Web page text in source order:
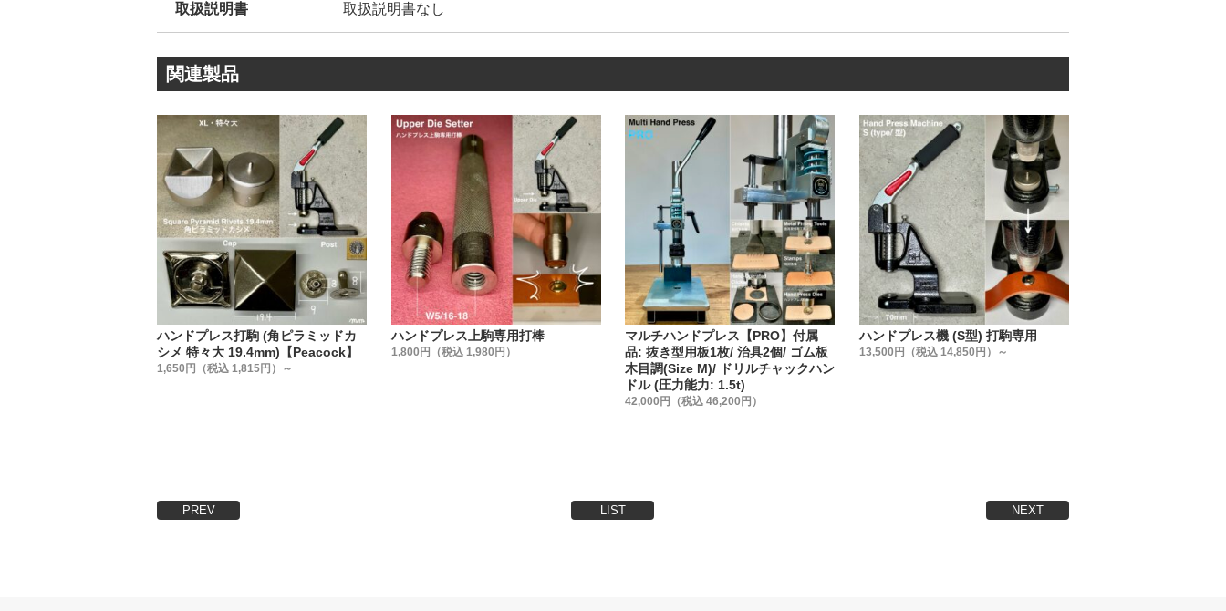
模造品は、鋼材の選定が不明、メッキの剥離、品質管理が雑です。
その為、著しく耐久性や、見た目が良くありません。
・
創業100年以上に及ぶ歴史が、大量生産品にもかかわらず、このクオリティーを維持し続けて、お客様に愛
され続けている理由です。
・
カシメ金具1つとっても、世の中には様々なメーカーがあります。
『革を止めるだけでしょ』と、金具の品質にこだわらない方もいらっしゃるかもしれません。
普段、金具の品質を金属製品としての視点から見る事がないかもしれません。
実は、カシメ金具はどこのメーカーでも同じでは無いんです。
弊社では、【日本製で高品質・低価格な金具】を、【レザークラフト工具製造メーカーの視点】から選んで
販売しています。
信頼のおける金具メーカーの規格に合わせた、工具(打棒)を作る事を作る事が、一番使用上のトラブルが無
いのです。
取扱説明書 取扱説明書なし
関連製品
ハンドプレス打駒 (角ピラミッドカ
シメ 特々大 19.4mm)【Peacock】
1,650円（税込 1,815円）～
ハンドプレス上駒専用打棒
1,800円（税込 1,980円）
マルチハンドプレス【PRO】付属
品: 抜き型用板1枚/ 治具2個/ ゴム板
木目調(Size M)/ ドリルチャックハン
ドル (圧力能力: 1.5t)
42,000円（税込 46,200円）
ハンドプレス機 (S型) 打駒専用
13,500円（税込 14,850円）～
PREV LIST NEXT